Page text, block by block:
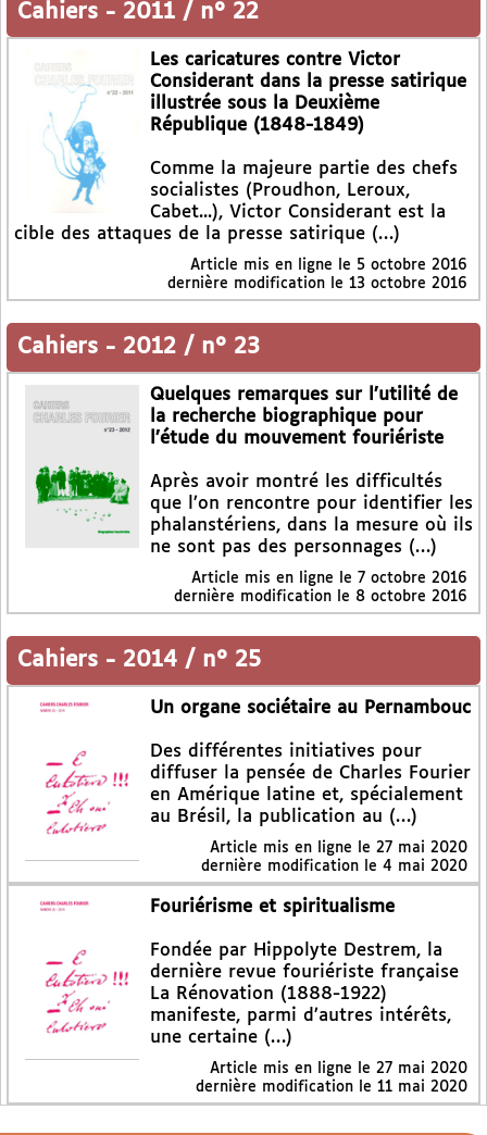
Cahiers - 2011 / n° 22
Les caricatures contre Victor
Considerant dans la presse satirique
illustrée sous la Deuxième
République (1848-1849)
Comme la majeure partie des chefs
socialistes (Proudhon, Leroux,
Cabet...), Victor Considerant est la
cible des attaques de la presse satirique (…)
Article mis en ligne le 5 octobre 2016
dernière modification le 13 octobre 2016
Cahiers - 2012 / n° 23
Quelques remarques sur l’utilité de
la recherche biographique pour
l’étude du mouvement fouriériste
Après avoir montré les difficultés
que l’on rencontre pour identifier les
phalanstériens, dans la mesure où ils
ne sont pas des personnages (…)
Article mis en ligne le 7 octobre 2016
dernière modification le 8 octobre 2016
Cahiers - 2014 / n° 25
Un organe sociétaire au Pernambouc
Des différentes initiatives pour
diffuser la pensée de Charles Fourier
en Amérique latine et, spécialement
au Brésil, la publication au (…)
Article mis en ligne le 27 mai 2020
dernière modification le 4 mai 2020
Fouriérisme et spiritualisme
Fondée par Hippolyte Destrem, la
dernière revue fouriériste française
La Rénovation (1888-1922)
manifeste, parmi d’autres intérêts,
une certaine (…)
Article mis en ligne le 27 mai 2020
dernière modification le 11 mai 2020